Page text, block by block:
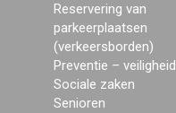
Reservering van
parkeerplaatsen
(verkeersborden)
Preventie – veiligheid
Sociale zaken
Senioren